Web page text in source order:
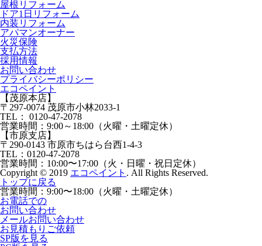
屋根リフォーム
ドア1⽇リフォーム
内装リフォーム
アパマンオーナー
⽕災保険
⽀払⽅法
採⽤情報
お問い合わせ
プライバシーポリシー
エコペイント
【茂原本店】
〒297-0074 茂原市小林2033-1
TEL：
0120-47-2078
営業時間： 9:00～18:00（火曜・土曜定休）
【市原支店】
〒290-0143 市原市ちはら台西1-4-3
TEL： 0120-47-2078
営業時間： 10:00〜17:00（火・日曜・祝日定休）
Copyright © 2019 エコペイント . All Rights Reserved.
トップに戻る
営業時間： 9:00〜18:00（火曜・土曜定休）
お電話での
お問い合わせ
メールお問い合わせ
お見積もりご依頼
SP版を見る